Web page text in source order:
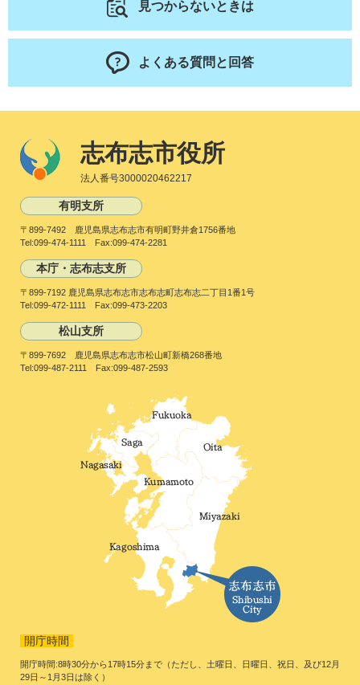
見つからないときは
よくある質問と回答
志布志市役所
法人番号3000020462217
有明支所
〒899-7492 鹿児島県志布志市有明町野井倉1756番地
Tel:099-474-1111 Fax:099-474-2281
本庁・志布志支所
〒899-7192 鹿児島県志布志市志布志町志布志二丁目1番1号
Tel:099-472-1111 Fax:099-473-2203
松山支所
〒899-7692 鹿児島県志布志市松山町新橋268番地
Tel:099-487-2111 Fax:099-487-2593
開庁時間
開庁時間:8時30分から17時15分まで（ただし、土曜日、日曜日、祝日、及び12月
29日～1月3日は除く）